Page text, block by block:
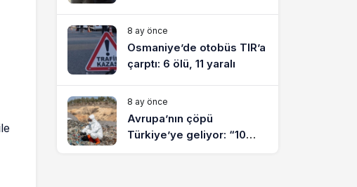
8 ay önce
Osmaniye’de otobüs TIR’a
çarptı: 6 ölü, 11 yaralı
8 ay önce
Avrupa’nın çöpü
Türkiye’ye geliyor: “10